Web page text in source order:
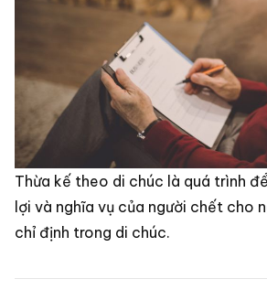
Thừa kế theo di chúc là quá trình
lợi và nghĩa vụ của người chết cho
chỉ định trong di chúc.